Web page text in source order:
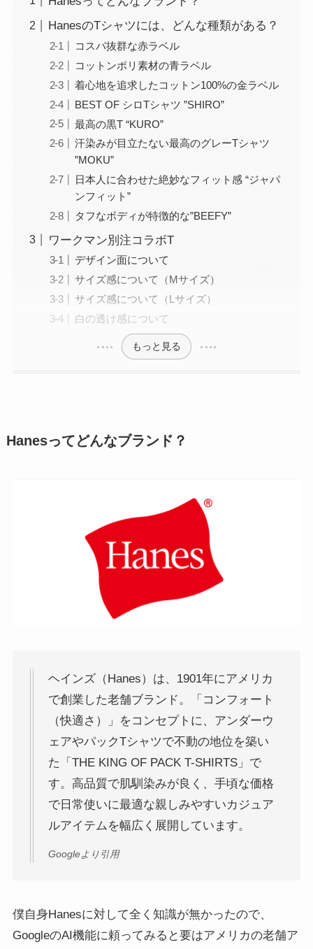
HanesのTシャツには、どんな種類がある？
コスパ抜群な赤ラベル
コットンポリ素材の青ラベル
着心地を追求したコットン100%の金ラベル
BEST OF シロTシャツ ”SHIRO”
最高の黒T “KURO”
汗染みが目立たない最高のグレーTシャツ
”MOKU”
日本人に合わせた絶妙なフィット感 “ジャパ
ンフィット”
タフなボディが特徴的な”BEEFY”
ワークマン別注コラボT
デザイン面について
サイズ感について（Mサイズ）
サイズ感について（Lサイズ）
白の透け感について
もっと見る
Hanesってどんなブランド？
ヘインズ（Hanes）は、1901年にアメリカ
で創業した老舗ブランド。「コンフォート
（快適さ）」をコンセプトに、アンダーウ
ェアやパックTシャツで不動の地位を築い
た「THE KING OF PACK T-SHIRTS」で
す。高品質で肌馴染みが良く、手頃な価格
で日常使いに最適な親しみやすいカジュア
ルアイテムを幅広く展開しています。
Googleより引用
僕自身Hanesに対して全く知識が無かったので、
GoogleのAI機能に頼ってみると要はアメリカの老舗ア